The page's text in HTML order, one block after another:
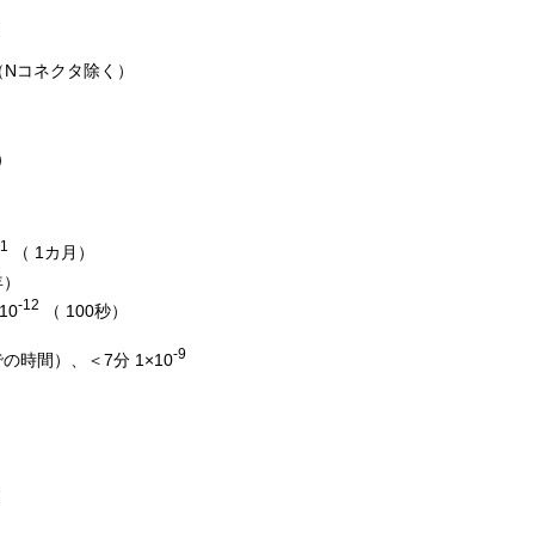
コネクタ除く）
（ 1カ月）
-12 （ 100秒）
時間）、＜7分 1×10-9